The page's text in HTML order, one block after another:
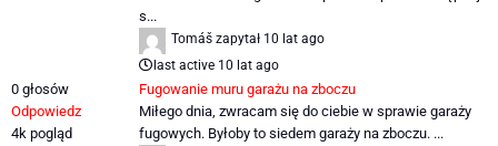
s...
Tomášzapytał 10 lat ago
last active 10 lat ago
0 głosów
Odpowiedz
4k pogląd
Fugowanie muru garażu na zboczu
Miłego dnia, zwracam się do ciebie w sprawie garaży
fugowych. Byłoby to siedem garaży na zboczu. ...